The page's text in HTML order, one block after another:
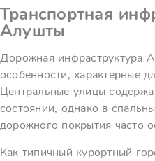
Транспортная
Алушты
Дорожная инфраструктура
особенности, характерные
Центральные улицы
состоянии, однако в
дорожного покрытия часто
Как типичный курортный